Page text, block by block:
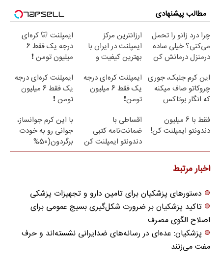
مطالب پیشنهادی
چرا درد زانو را تحمل
می‌کنی؟ خیلی ساده
درمنزل درمانش کن
ارزانترین مرکز
ایمپلنت در ایران با
بهترین کیفیت و
ایمپلنت 🦷 کره‌ای
درجه یک فقط 6
میلیون تومن ❗
این کرم جلبک، جوری
چروکاتو صاف میکنه
که انگار بوتاکس
ایمپلنت کره‌ای درجه
یک فقط 6 میلیون
تومن❗
ایمپلنت کره‌ای درجه
یک فقط 6 میلیون
تومن ❗
فقط با 6 میلیون
دندونتو ایمپلنت کن!
اقساطی با
ضمانت‌نامه کتبی
دندونتو ایمپلنت کن
✅ بدون سود
با این کرم جوانساز،
جوانی رو به خودت
برگردون(50%
تخفیف)
اخبار مرتبط
دستورهای پزشکیان برای تامین دارو و تجهیزات پزشکی
تاکید پزشکیان بر ضرورت شکل‌گیری بسیج عمومی برای
اصلاح الگوی مصرف
پزشکیان: عده‌ای در رسانه‌های ضدایرانی نشسته‌اند و حرف
مفت می‌زنند